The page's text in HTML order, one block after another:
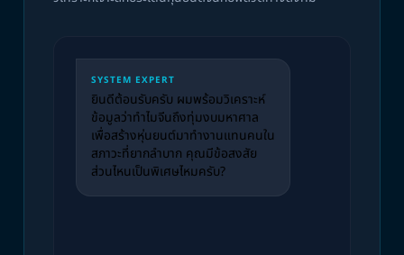
SYSTEM EXPERT
ยินดีต้อนรับครับ ผมพร้อมวิเคราะห์
ข้อมูลว่าทำไมจีนถึงทุ่มงบมหาศาล
เพื่อสร้างหุ่นยนต์มาทำงานแทนคนใน
สภาวะที่ยากลำบาก คุณมีข้อสงสัย
ส่วนไหนเป็นพิเศษไหมครับ?